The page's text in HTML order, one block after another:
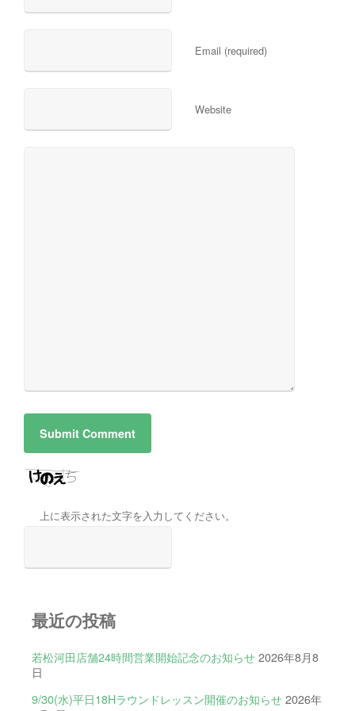
Email (required)
Website
上に表示された文字を入力してください。
最近の投稿
若松河田店舗24時間営業開始記念のお知らせ 2026年8月8
日
9/30(水)平日18Hラウンドレッスン開催のお知らせ 2026年